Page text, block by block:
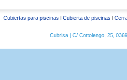
Cubiertas para piscinas l Cubierta de piscinas l
Cubrisa | C/ Cottolengo, 25,